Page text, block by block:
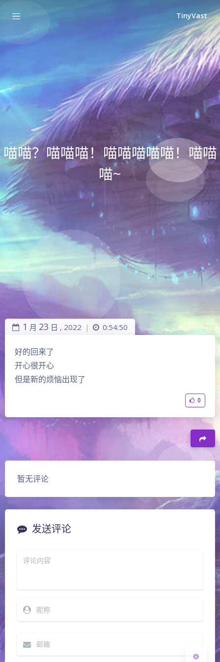
TinyVast
喵喵？喵喵喵！喵喵喵喵喵！喵喵
喵~
夜间模式
浅阴影 深阴影
1 月 23 日 , 2022 | 0:54:50
好的回来了
开心很开心
但是新的烦恼出现了
0
暂无评论
发送评论